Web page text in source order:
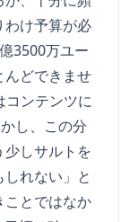
わけ予算が必
3500万ユー
んどできませ
ンテンツに
し、この分
しサルトを
れない」と
ことではなか